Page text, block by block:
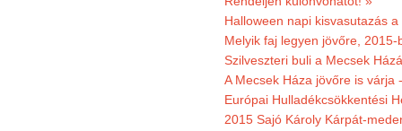
Halloween napi kisvasutazás
Melyik faj legyen jövőre,
Szilveszteri buli a Mecsek
A Mecsek Háza jövőre is várja
Európai Hulladékcsökkentési
2015 Sajó Károly Kárpát-